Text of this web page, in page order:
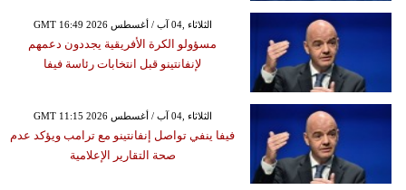
GMT 16:49 2026 الثلاثاء ,04 آب / أغسطس
مسؤولو الكرة الأفريقية يجددون دعمهم
لإنفانتينو قبل انتخابات رئاسة فيفا
GMT 11:15 2026 الثلاثاء ,04 آب / أغسطس
فيفا ينفي تواصل إنفانتينو مع ترامب ويؤكد عدم
صحة التقارير الإعلامية